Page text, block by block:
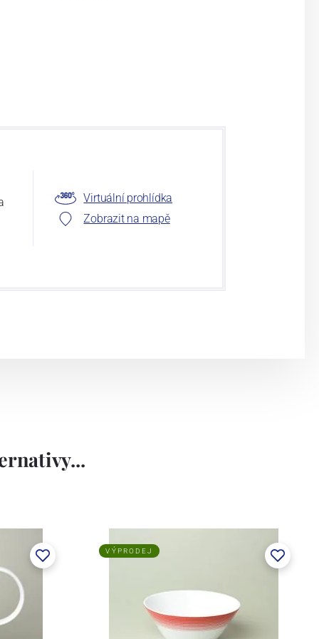
Virtuální prohlídka
Zobrazit na mapě
VÝPRODEJ